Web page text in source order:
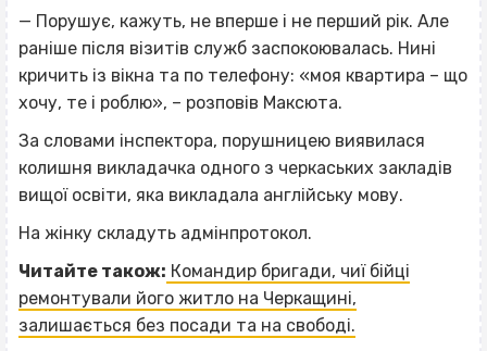
— Порушує, кажуть, не вперше і не перший рік. Але
раніше після візитів служб заспокоювалась. Нині
кричить із вікна та по телефону: «моя квартира – що
хочу, те і роблю», – розповів Максюта.
За словами інспектора, порушницею виявилася
колишня викладачка одного з черкаських закладів
вищої освіти, яка викладала англійську мову.
На жінку складуть адмінпротокол.
Читайте також: Командир бригади, чиї бійці
ремонтували його житло на Черкащині,
залишається без посади та на свободі.